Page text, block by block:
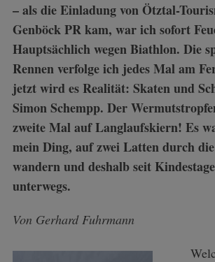
– als die Einladung von Ötztal-
Genböck PR kam, war ich sofort
Hauptsächlich wegen Biathlon. Die
Rennen verfolge ich jedes Mal am
jetzt wird es Realität: Skaten und
Simon Schempp. Der
zweite Mal auf Langlaufskiern! Es
mein Ding, auf zwei Latten durch
wandern und deshalb seit
unterwegs.
Von Gerhard Fuhrmann